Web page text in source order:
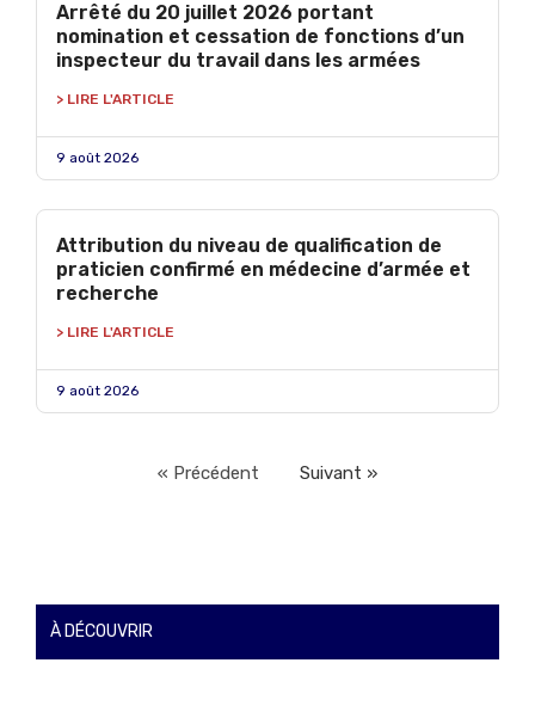
Arrêté du 20 juillet 2026 portant
nomination et cessation de fonctions d’un
inspecteur du travail dans les armées
> LIRE L'ARTICLE
9 août 2026
Attribution du niveau de qualification de
praticien confirmé en médecine d’armée et
recherche
> LIRE L'ARTICLE
9 août 2026
« Précédent Suivant »
À DÉCOUVRIR